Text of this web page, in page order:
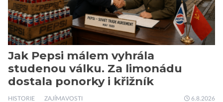
Jak Pepsi málem vyhrála
studenou válku. Za limonádu
dostala ponorky i křižník
HISTORIE ZAJÍMAVOSTI 6.8.2026